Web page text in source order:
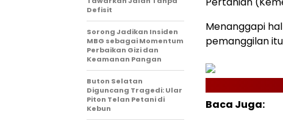
Menanggapi
pemanggilan
Baca Juga:
Defisit
Sorong Jadikan Insiden
MBG sebagai Momentum
Perbaikan Gizi dan
Keamanan Pangan
Buton Selatan
Diguncang Tragedi: Ular
Piton Telan Petani di
Kebun